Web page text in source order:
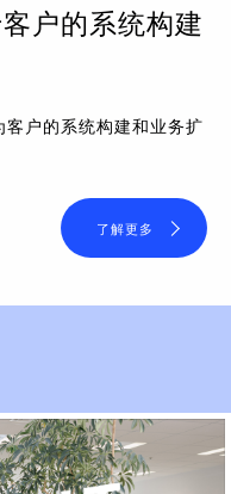
户的系统构建
户的系统构建和业务扩
了解更多